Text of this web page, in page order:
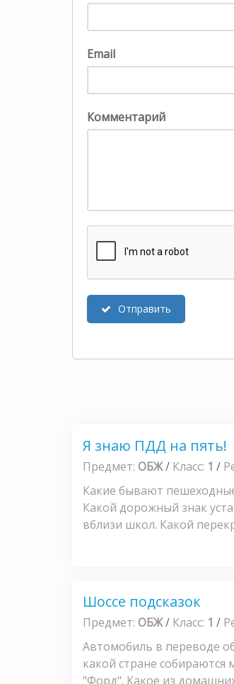
Email
Комментарий
Отправить
Я знаю ПДД на пять!
Предмет: ОБЖ/ Класс: 1 /
Какие бывают
Какой дорожный знак
вблизи школ. Какой
Шоссе подсказок
Предмет: ОБЖ/ Класс: 1 /
Автомобиль в переводе
какой стране
"Форд". Какое из